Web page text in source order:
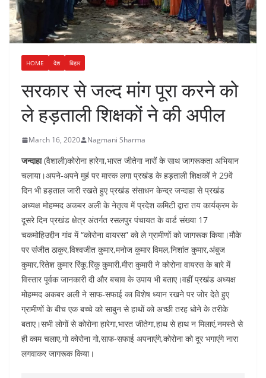
HOME देश बिहार
सरकार से जल्द मांग पूरा करने को
ले हड़ताली शिक्षकों ने की अपील
March 16, 2020 Nagmani Sharma
जन्दाहा(वैशाली)कोरोना हारेगा,भारत जीतेगा नारों के साथ जागरूकता अभियान
चलाया।अपने-अपने मुहं पर मास्क लगा प्रखंड के हड़ताली शिक्षकों ने 29वें
दिन भी हड़ताल जारी रखते हुए प्रखंड संसाधन केन्द्र जन्दाहा से प्रखंड
अध्यक्ष मोहम्मद अकबर अली के नेतृत्व में प्रदेश कमिटी द्वारा तय कार्यक्रम के
दूसरे दिन प्रखंड क्षेत्र अंतर्गत रसलपुर पंचायत के वार्ड संख्या 17
चकमोहिउद्दीन गांव में “कोरोना वायरस” को ले ग्रामीणों को जागरूक किया।मौके
पर संजीत ठाकुर,विश्वजीत कुमार,मनोज कुमार विमल,निशांत कुमार,अंबुज
कुमार,रितेश कुमार रिंकू,रिंकू कुमारी,मीरा कुमारी ने कोरोना वायरस के बारे में
विस्तार पूर्वक जानकारी दी और बचाव के उपाय भी बताए।वहीं प्रखंड अध्यक्ष
मोहम्मद अकबर अली ने साफ-सफाई का विशेष ध्यान रखने पर जोर देते हुए
ग्रामीणों के बीच एक बच्चे को साबुन से हाथों को अच्छी तरह धोने के तरीके
बताए।सभी लोगों से कोरोना हारेगा,भारत जीतेगा,हाथ से हाथ न मिलाएं,नमस्ते से
ही काम चलाए,गो कोरोना गो,साफ-सफाई अपनाएंगे,कोरोना को दूर भगाएंगे नारा
लगवाकर जागरूक किया।